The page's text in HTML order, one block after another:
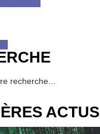
ACTUS